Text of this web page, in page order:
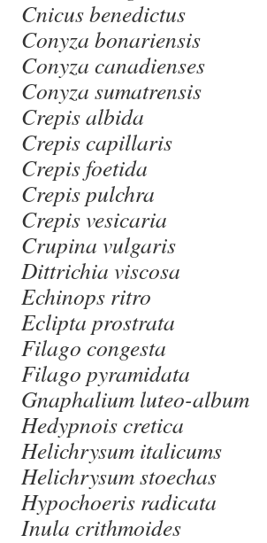
Cnicus benedictus
Conyza bonariensis
Conyza canadienses
Conyza sumatrensis
Crepis albida
Crepis capillaris
Crepis foetida
Crepis pulchra
Crepis vesicaria
Crupina vulgaris
Dittrichia viscosa
Echinops ritro
Eclipta prostrata
Filago congesta
Filago pyramidata
Gnaphalium luteo-album
Hedypnois cretica
Helichrysum italicums
Helichrysum stoechas
Hypochoeris radicata
Inula